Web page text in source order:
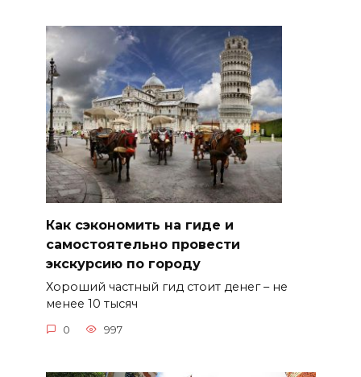
Как сэкономить на гиде и
самостоятельно провести
экскурсию по городу
Хороший частный гид стоит денег – не
менее 10 тысяч
0 997